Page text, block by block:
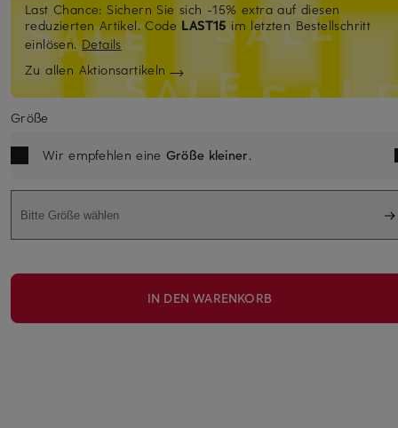
Last Chance: Sichern Sie sich -15% extra auf diesen
reduzierten Artikel. Code LAST15im letzten Bestellschritt
einlösen.Details
Zu allen Aktionsartikeln
Größe
Wir empfehlen eine Größe kleiner.
Bitte Größe wählen
IN DEN WARENKORB